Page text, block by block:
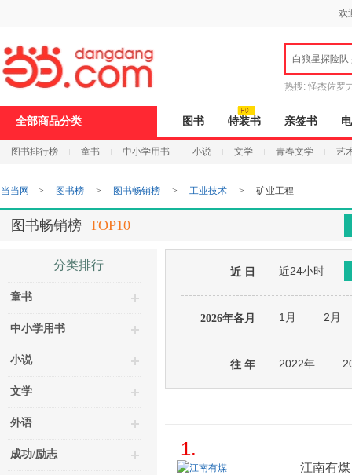
欢
白狼星探险队
热搜: 怪杰佐罗
全部商品分类 图书 特装书 亲签书
图书排行榜 童书 中小学用书 小说 文学 青春文学 艺
打
开
无
障
页
加
当当网 > 图书榜 > 图书畅销榜 > 工业技术 > 矿业工程
图书畅销榜 TOP10
分类排行
童书
中小学用书
小说
文学
外语
成功/励志
近 日 近24小时
2026年各月 1月 2月
往 年 2022年
1.
江南有煤